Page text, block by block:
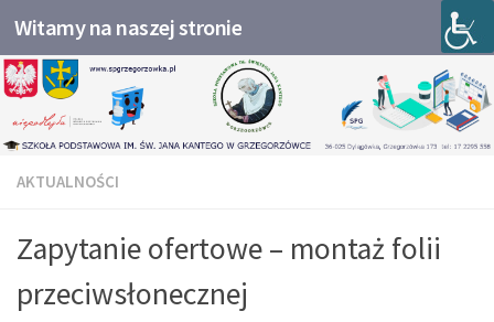
Przejdź do treści
Witamy na naszej stronie
AKTUALNOŚCI
Zapytanie ofertowe – montaż folii
przeciwsłonecznej